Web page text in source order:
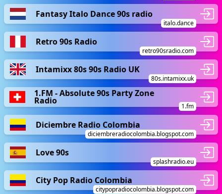
Fantasy Italo Dance 90s radio
italo.dance
Retro 90s Radio
retro90sradio.com
Intamixx 80s 90s Radio UK
80s.intamixx.uk
1.FM - Absolute 90s Party Zone
Radio
1.fm
Diciembre Radio Colombia
diciembreradiocolombia.blogspot.com
Love 90s
splashradio.eu
City Pop Radio Colombia
citypopradiocolombia.blogspot.com